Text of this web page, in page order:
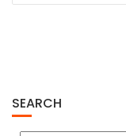
SEARCH